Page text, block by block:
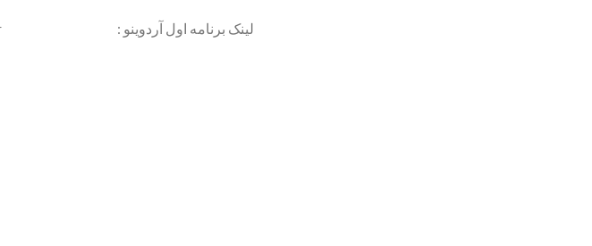
لینک برنامه اول آردوینو : KY031 016_sketch001_Tape Knock sensor